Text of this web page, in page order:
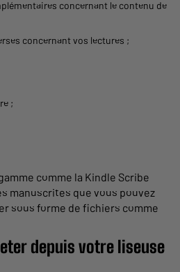
concernant le contenu de
concernant vos lectures ;
;
comme la Kindle Scribe
manuscrites que vous pouvez
sous forme de fichiers comme
depuis votre liseuse